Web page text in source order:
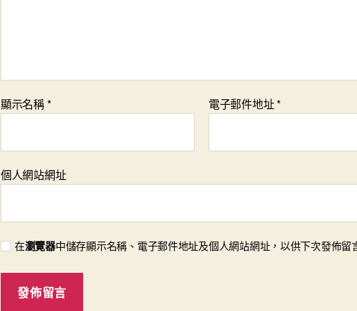
顯示名稱* 電子郵件地址*
個人網站網址
在瀏覽器中儲存顯示名稱、電子郵件地址及個人網站網址，以供下次發佈留